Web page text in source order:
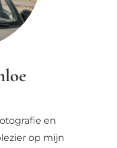
en
op mijn